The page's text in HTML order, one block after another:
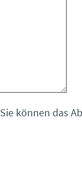
können das